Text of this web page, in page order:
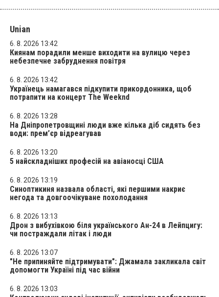
Unian
6. 8. 2026 13:42
Киянам порадили менше виходити на вулицю через
небезпечне забруднення повітря
6. 8. 2026 13:42
Українець намагався підкупити прикордонника, щоб
потрапити на концерт The Weeknd
6. 8. 2026 13:28
На Дніпропетровщині люди вже кілька діб сидять без
води: прем’єр відреагував
6. 8. 2026 13:20
5 найскладніших професій на авіаносці США
6. 8. 2026 13:19
Синоптикиня назвала області, які першими накриє
негода та довгоочікуване похолодання
6. 8. 2026 13:13
Дрон з вибухівкою біля українського Ан-24 в Лейпцигу:
чи постраждали літак і люди
6. 8. 2026 13:07
"Не припиняйте підтримувати": Джамала закликала світ
допомогти Україні під час війни
6. 8. 2026 13:03